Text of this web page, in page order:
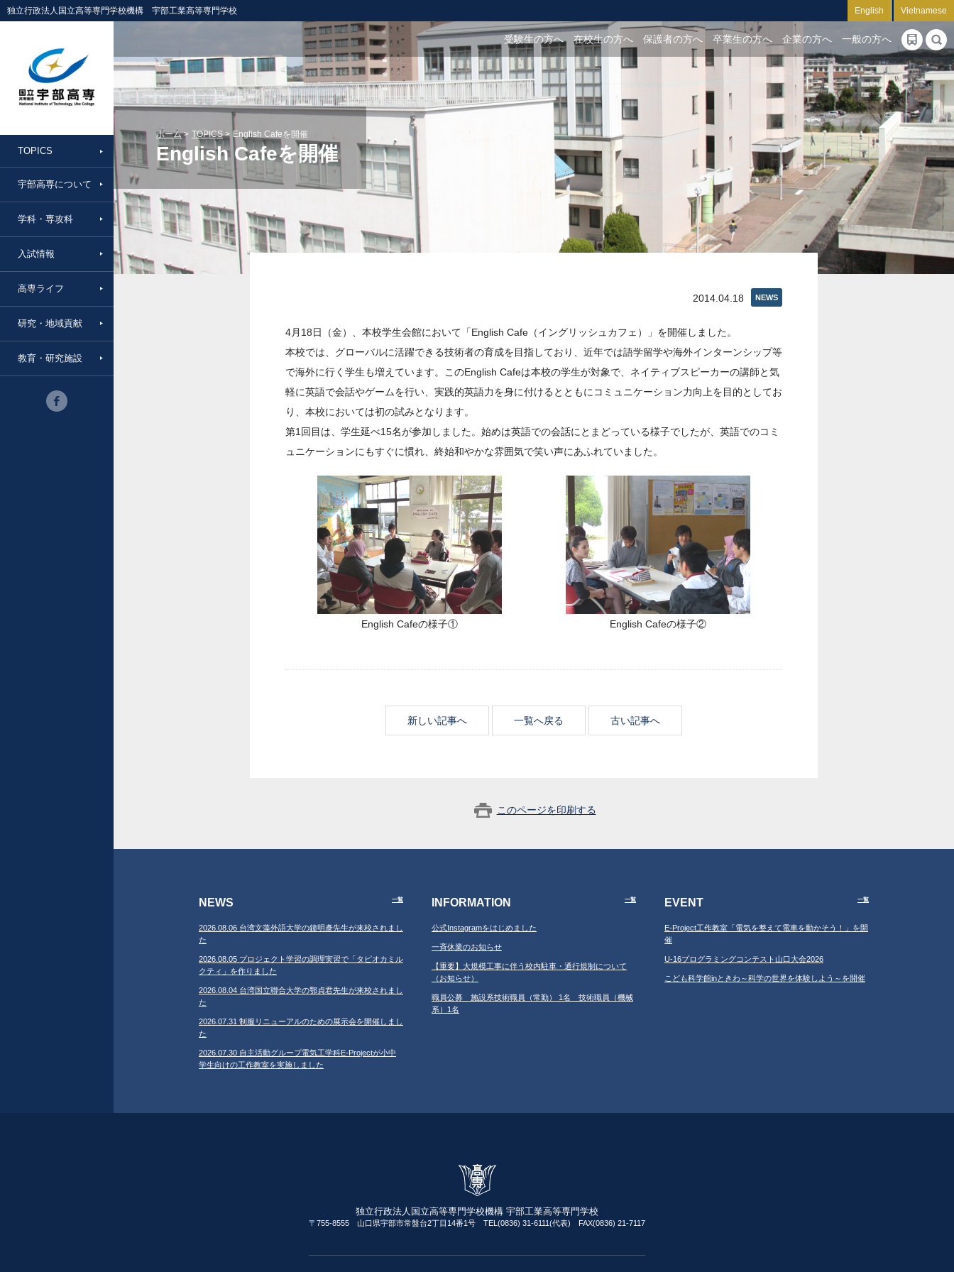
独立行政法人国立高等専門学校機構 宇部工業高等専門学校 English Vietnamese
TOPICS
宇部高専について
学科・専攻科
入試情報
高専ライフ
研究・地域貢献
教育・研究施設
受験生の方へ 在校生の方へ 保護者の方へ 卒業生の方へ 企業の方へ 一般の方へ
ホーム TOPICS English Cafeを開催
English Cafeを開催
NEWS
2014.04.18
4月18日（金）、本校学生会館において「English Cafe（イングリッシュカフェ）」を開催しました。
本校では、グローバルに活躍できる技術者の育成を目指しており、近年では語学留学や海外インターンシップ等
で海外に行く学生も増えています。このEnglish Cafeは本校の学生が対象で、ネイティブスピーカーの講師と気
軽に英語で会話やゲームを行い、実践的英語力を身に付けるとともにコミュニケーション力向上を目的としてお
り、本校においては初の試みとなります。
第1回目は、学生延べ15名が参加しました。始めは英語での会話にとまどっている様子でしたが、英語でのコミ
ュニケーションにもすぐに慣れ、終始和やかな雰囲気で笑い声にあふれていました。
English Cafeの様子① English Cafeの様子②
新しい記事へ 一覧へ戻る 古い記事へ
このページを印刷する
NEWS 一覧
2026.08.06 台湾文藻外語大学の鐘明彥先生が来校されまし
た
2026.08.05 プロジェクト学習の調理実習で「タピオカミル
クティ」を作りました
2026.08.04 台湾国立聯合大学の鄂貞君先生が来校されまし
た
2026.07.31 制服リニューアルのための展示会を開催しまし
た
2026.07.30 自主活動グループ電気工学科E-Projectが小中
学生向けの工作教室を実施しました
INFORMATION 一覧
公式Instagramをはじめました
一斉休業のお知らせ
【重要】大規模工事に伴う校内駐車・通行規制について
（お知らせ）
職員公募 施設系技術職員（常勤） 1名 技術職員（機械
系）1名
EVENT 一覧
E-Project工作教室「電気を整えて電車を動かそう！」を開
催
U-16プログラミングコンテスト山口大会2026
こども科学館inときわ～科学の世界を体験しよう～を開催
独立行政法人国立高等専門学校機構 宇部工業高等専門学校
〒755-8555 山口県宇部市常盤台2丁目14番1号 TEL(0836) 31-6111(代表) FAX(0836) 21-7117